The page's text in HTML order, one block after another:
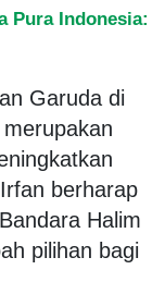
Pura Indonesia:
Garuda di
berharap
Halim
pilihan bagi